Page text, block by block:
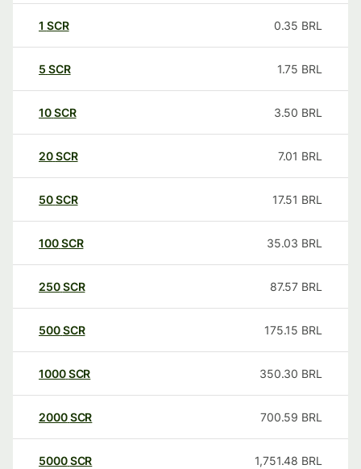
1 SCR 0.35 BRL
5 SCR 1.75 BRL
10SCR 3.50 BRL
20SCR 7.01 BRL
50SCR 17.51 BRL
100SCR 35.03 BRL
250SCR 87.57 BRL
500SCR 175.15 BRL
1000SCR 350.30 BRL
2000SCR 700.59 BRL
5000SCR 1,751.48 BRL